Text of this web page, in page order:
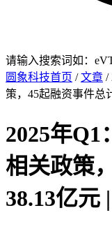
请输入搜索词如：
圆象科技首页 /文章 /
策，45起融资事件总
2025年Q1
相关政策
38.13亿元